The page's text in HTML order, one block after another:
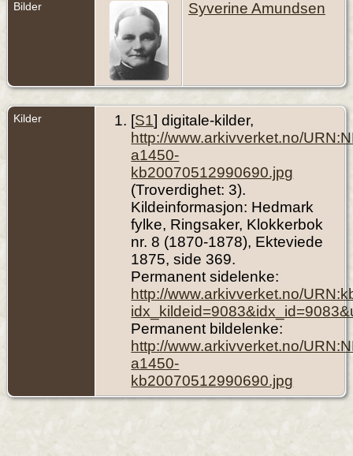
Bilder Syverine Amundsen
Kilder [S1] digitale-kilder,
http://www.arkivverket.no/
a1450-
kb20070512990690.jpg
(Troverdighet: 3).
Kildeinformasjon: Hedmark
fylke, Ringsaker, Klokkerbok
nr. 8 (1870-1878), Ekteviede
1875, side 369.
Permanent sidelenke:
http://www.arkivverket.no/
Permanent bildelenke:
http://www.arkivverket.no/
a1450-
kb20070512990690.jpg